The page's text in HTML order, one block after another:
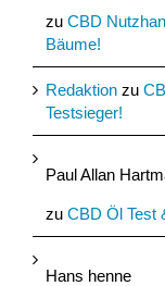
zu CBD
Bäume!
Redaktion zu
Testsieger!
Paul Allan
zu CBD Öl Test
Hans henne